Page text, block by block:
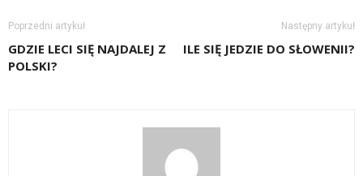
Poprzedni artykuł
GDZIE LECI SIĘ NAJDALEJ Z
POLSKI?
Następny artykuł
ILE SIĘ JEDZIE DO SŁOWENII?